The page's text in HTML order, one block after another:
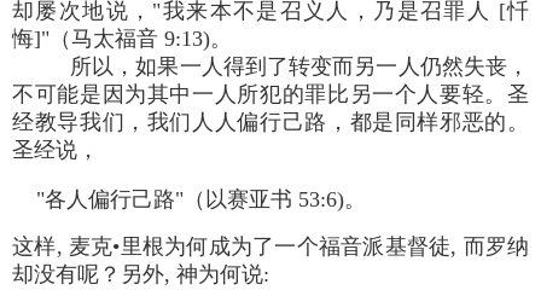
却屡次地说，"我来本不是召义人，乃是召罪人 [忏
悔]"（马太福音 9:13)。
所以，如果一人得到了转变而另一人仍然失丧，
不可能是因为其中一人所犯的罪比另一个人要轻。圣
经教导我们，我们人人偏行己路，都是同样邪恶的。
圣经说，
"各人偏行己路"（以赛亚书 53:6)。
这样, 麦克•里根为何成为了一个福音派基督徒, 而罗纳
却没有呢？另外, 神为何说: